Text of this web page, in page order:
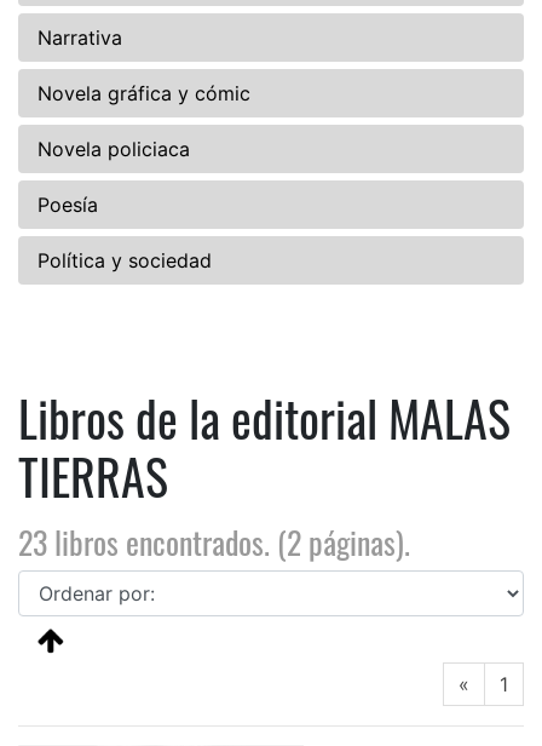
Narrativa
Novela gráfica y cómic
Novela policiaca
Poesía
Política y sociedad
Libros de la editorial MALAS
TIERRAS
23 libros encontrados. (2 páginas).
« 1